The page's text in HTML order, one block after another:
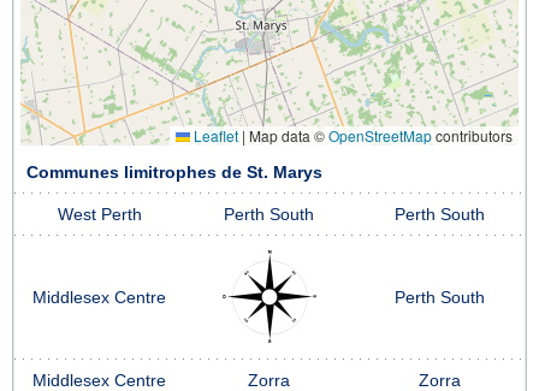
Leaflet | Map data ©OpenStreetMapcontributors
Communes limitrophes de St. Marys
West Perth Perth South Perth South
Middlesex Centre Perth South
Middlesex Centre Zorra Zorra